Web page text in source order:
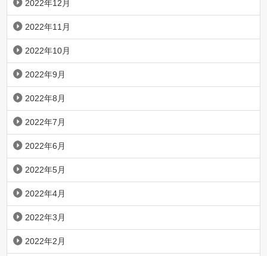
2022年12月
2022年11月
2022年10月
2022年9月
2022年8月
2022年7月
2022年6月
2022年5月
2022年4月
2022年3月
2022年2月